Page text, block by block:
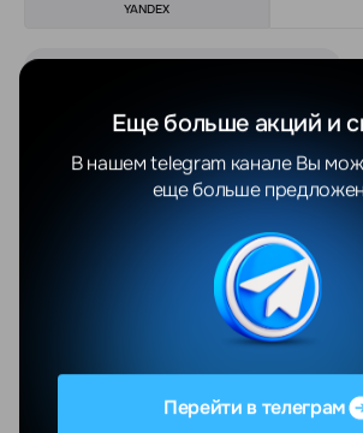
YANDEX
06.08.2026
Добрый день!Покупали
было отлично....через
полгода поймал какую-то
ошибку.....Мы телефон
ребятам,которые там
работают !!!Они все время
Перейти в телеграм
Еще больше акций и
В нашем telegram канале Вы
еще больше